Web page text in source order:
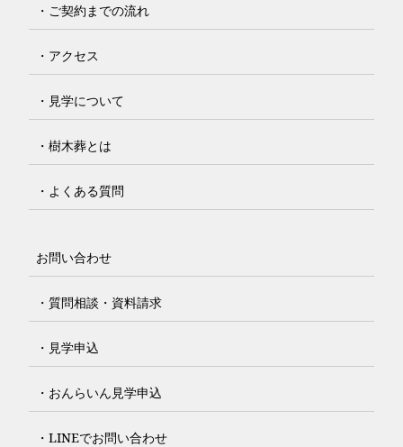
・ご契約までの流れ
・アクセス
・見学について
・樹木葬とは
・よくある質問
お問い合わせ
・質問相談・資料請求
・見学申込
・おんらいん見学申込
・LINEでお問い合わせ